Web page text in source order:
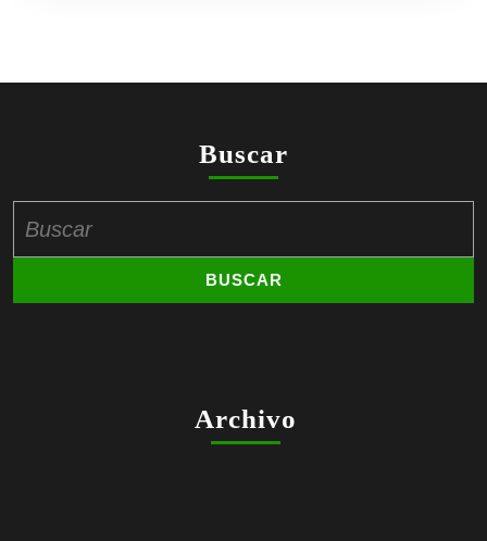
Buscar
Archivo